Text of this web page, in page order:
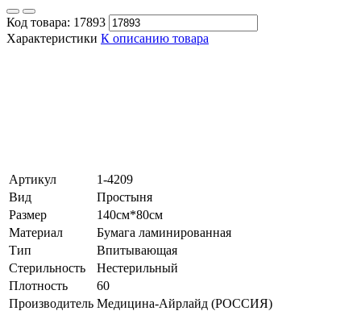
Код товара: 17893
Характеристики К описанию товара
Артикул
1-4209
Вид
Простыня
Размер
140см*80см
Материал
Бумага ламинированная
Тип
Впитывающая
Стерильность
Нестерильный
Плотность
60
Производитель Медицина-Айрлайд (РОССИЯ)